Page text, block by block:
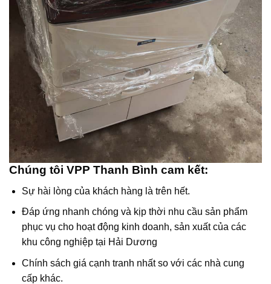
Chúng tôi VPP Thanh Bình cam kết:
Sự hài lòng của khách hàng là trên hết.
Đáp ứng nhanh chóng và kịp thời nhu cầu sản phẩm
phục vụ cho hoạt động kinh doanh, sản xuất của các
khu công nghiệp tại Hải Dương
Chính sách giá cạnh tranh nhất so với các nhà cung
cấp khác.